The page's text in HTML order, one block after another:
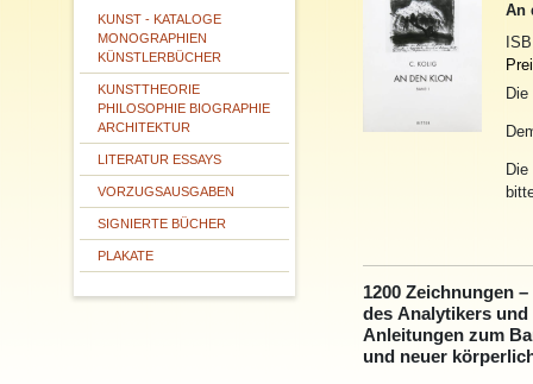
KUNST - KATALOGE
MONOGRAPHIEN
KÜNSTLERBÜCHER
KUNSTTHEORIE
PHILOSOPHIE BIOGRAPHIE
ARCHITEKTUR
LITERATUR ESSAYS
VORZUGSAUSGABEN
SIGNIERTE BÜCHER
PLAKATE
An
1200 Zeichnungen
des Analytikers
Anleitungen zum
und neuer